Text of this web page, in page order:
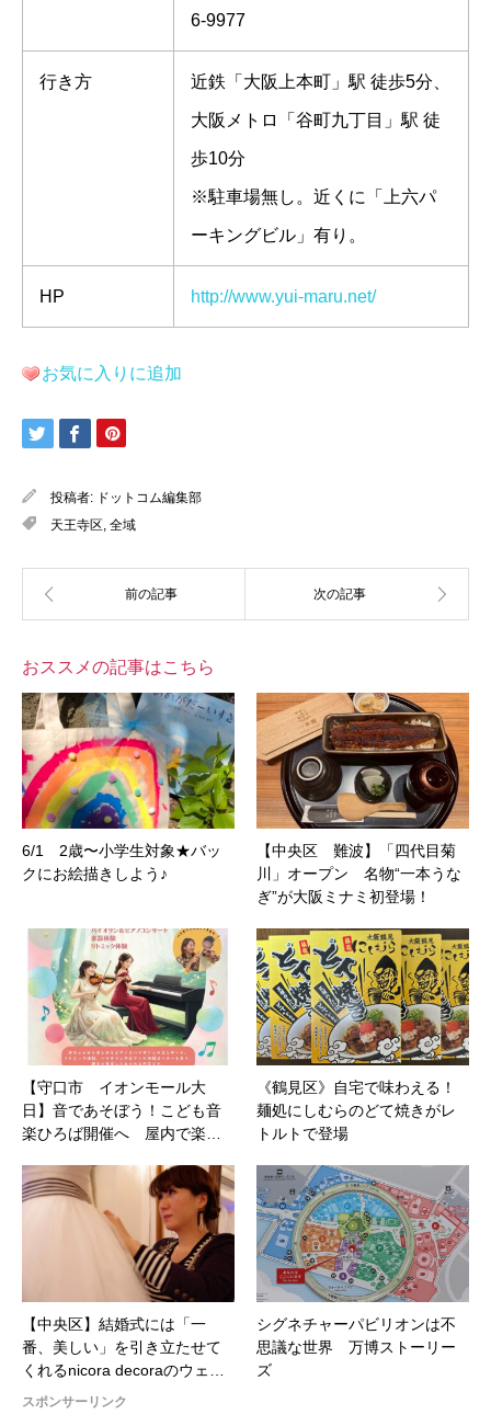
6-9977
行き方 近鉄「大阪上本町」駅 徒歩5分、
大阪メトロ「谷町九丁目」駅 徒
歩10分
※駐車場無し。近くに「上六パ
ーキングビル」有り。
HP http://www.yui-maru.net/
お気に入りに追加
投稿者: ドットコム編集部
天王寺区 全域
おススメの記事はこちら
6/1 2歳〜小学生対象★バッ
クにお絵描きしよう♪
【中央区 難波】「四代目菊
川」オープン 名物“一本うな
ぎ”が大阪ミナミ初登場！
【守口市 イオンモール大
日】音であそぼう！こども音
楽ひろば開催へ 屋内で楽…
《鶴見区》自宅で味わえる！
麺処にしむらのどて焼きがレ
トルトで登場
【中央区】結婚式には「一
番、美しい」を引き立たせて
くれるnicora decoraのウェ…
シグネチャーパビリオンは不
思議な世界 万博ストーリー
ズ
スポンサーリンク